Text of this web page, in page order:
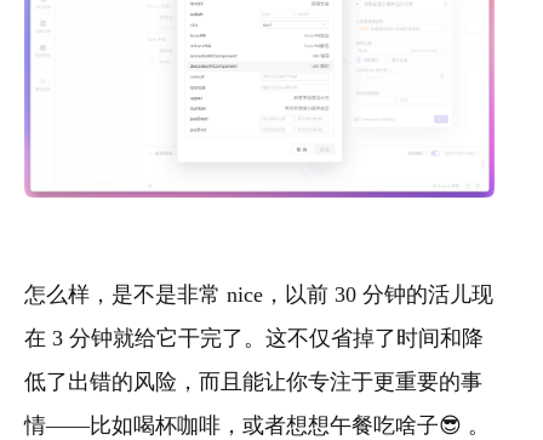
怎么样，是不是非常 nice，以前 30 分钟的活儿现
在 3 分钟就给它干完了。这不仅省掉了时间和降
低了出错的风险，而且能让你专注于更重要的事
情——比如喝杯咖啡，或者想想午餐吃啥子😎 。